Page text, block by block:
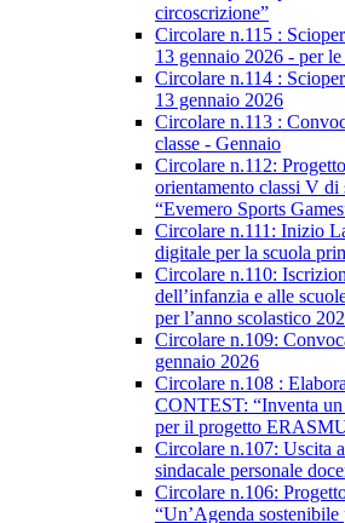
circoscrizione”
Circolare n.115 :
13 gennaio 2026 - per
Circolare n.114 :
13 gennaio 2026
Circolare n.113 :
classe - Gennaio
Circolare n.112:
orientamento classi V di
“Evemero Sports
Circolare n.111: Inizio
digitale per la scuola
Circolare n.110:
dell’infanzia e alle
per l’anno scolastico
Circolare n.109:
gennaio 2026
Circolare n.108 :
CONTEST: “Inventa
per il progetto
Circolare n.107: Uscita
sindacale personale
Circolare n.106:
“Un’Agenda